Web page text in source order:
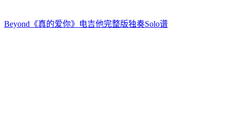
Beyond《真的爱你》电吉他完整版独奏Solo谱